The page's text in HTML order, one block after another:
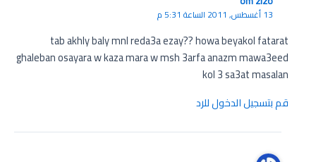
13 أغسطس, 2011 الساعة 5:31 م
tab akhly baly mnl reda3a ezay?? howa beyakol fatarat
ghaleban osayara w kaza mara w msh 3arfa anazm mawa3eed
kol 3 sa3at masalan
قم بتسجيل الدخول للرد